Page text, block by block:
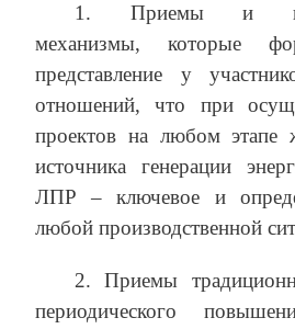
1. Приемы и
механизмы, которые
представление у
отношений, что при
проектов на любом этапе
источника генерации
ЛПР – ключевое и
любой производственной
2. Приемы
периодического